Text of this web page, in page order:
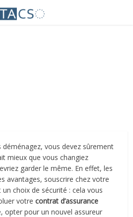
vous devez sûrement
mieux que vous changiez
garder le même. En effet, les
avantages, souscrire chez votre
choix de sécurité : cela vous
votrecontrat d’assurance
opter pour un nouvel assureur